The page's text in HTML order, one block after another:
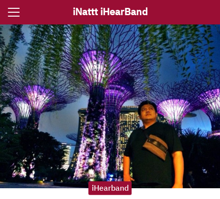
Skip
content
iNattt iHearBand
รีงานแต่ง
งานเลี้ยง
จราคาวงดนตรี
ไอนัท The Voice
iNattt
Search
for:
iHearband